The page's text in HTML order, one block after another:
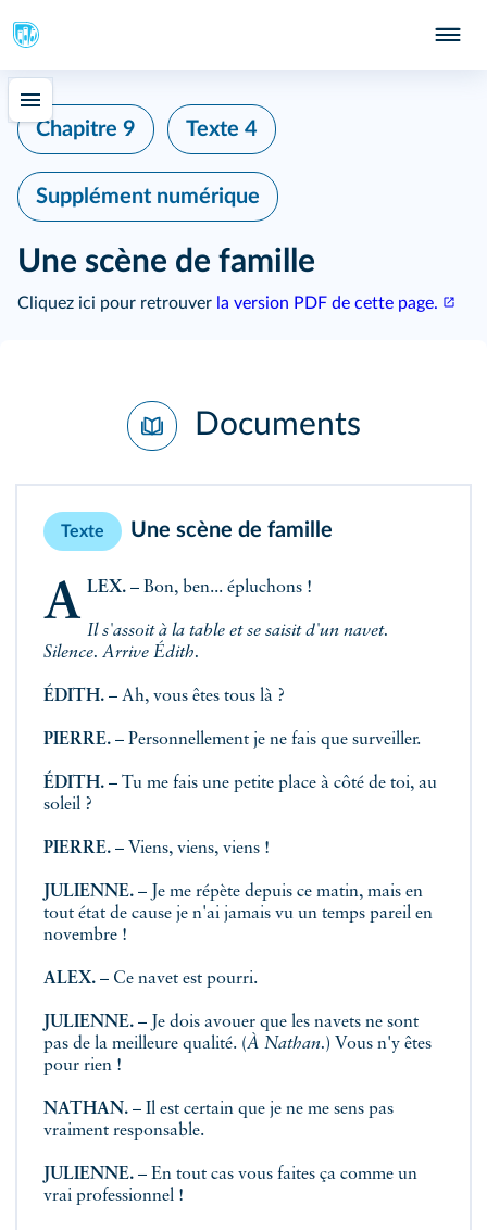
Chapitre 9 Texte 4
Supplément numérique
Une scène de famille
Cliquez ici pour retrouver la version PDF de cette page.
Documents
Texte Une scène de famille
ALEX.– Bon, ben... épluchons !
Il s'assoit à la table et se saisit d'un navet.
Silence. Arrive Édith.
ÉDITH. – Ah, vous êtes tous là ?
PIERRE. – Personnellement je ne fais que surveiller.
ÉDITH. – Tu me fais une petite place à côté de toi, au
soleil ?
PIERRE. – Viens, viens, viens !
JULIENNE. – Je me répète depuis ce matin, mais en
tout état de cause je n'ai jamais vu un temps pareil en
novembre !
ALEX. – Ce navet est pourri.
JULIENNE. – Je dois avouer que les navets ne sont
pas de la meilleure qualité. (À Nathan.) Vous n'y êtes
pour rien !
NATHAN. – Il est certain que je ne me sens pas
vraiment responsable.
JULIENNE. – En tout cas vous faites ça comme un
vrai professionnel !